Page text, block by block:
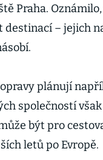
Praha.
destinací – jejich
plánují
společností
být pro
letů po Evropě.